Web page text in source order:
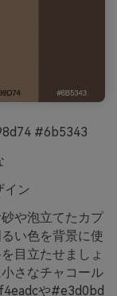
#6b5343
イン
や泡立てたカプ
い色を背景に使
目立たせましょ
さなチャコール
や#e3d0bd